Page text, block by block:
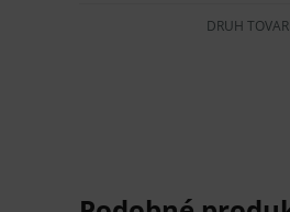
zdravotníckej pomôcky
DRUH